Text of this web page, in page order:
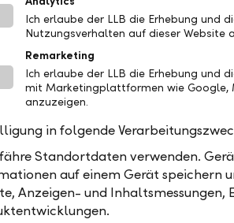
Other
digital and
business
as access to
Ich erlaube der LLB die Erhebung und
Nutzungsverhalten auf dieser Website
Remarketing
Ich erlaube der LLB die Erhebung und
mit Marketingplattformen wie Google,
anzuzeigen.
in folgende
Standortdaten verwenden.
auf einem Gerät speichern
Anzeigen- und Inhaltsmessungen,